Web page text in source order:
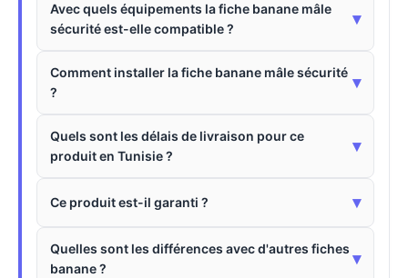
Avec quels équipements la fiche banane mâle
sécurité est-elle compatible ?
▾
Comment installer la fiche banane mâle sécurité
?
▾
Quels sont les délais de livraison pour ce
produit en Tunisie ?
▾
Ce produit est-il garanti ? ▾
Quelles sont les différences avec d'autres fiches
banane ?
▾